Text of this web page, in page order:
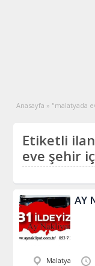
Anasayfa » "malatyada
Etiketli
eve şehir
AY
Malatya